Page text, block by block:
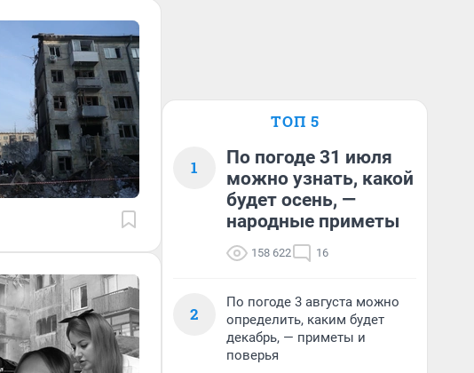
ТОП 5
1
По погоде 31 июля
можно узнать, какой
будет осень, —
народные приметы
158 622 16
2
По погоде 3 августа можно
определить, каким будет
декабрь, — приметы и
поверья